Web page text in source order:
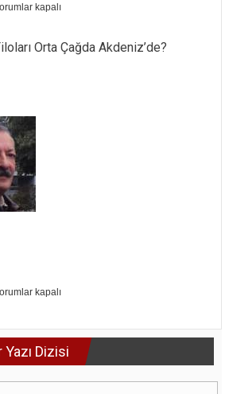
kapalı
Orta Çağda Akdeniz’de?
kapalı
Dizisi